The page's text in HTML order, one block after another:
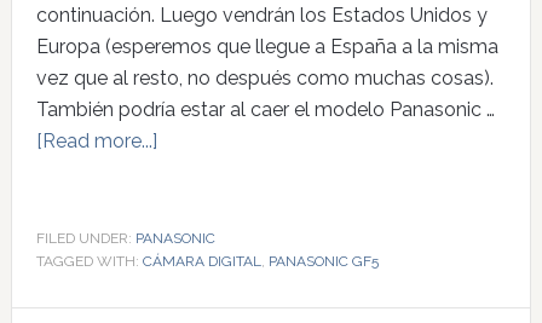
continuación. Luego vendrán los Estados Unidos y
Europa (esperemos que llegue a España a la misma
vez que al resto, no después como muchas cosas).
También podría estar al caer el modelo Panasonic …
[Read more...]
FILED UNDER: PANASONIC
TAGGED WITH: CÁMARA DIGITAL, PANASONIC GF5